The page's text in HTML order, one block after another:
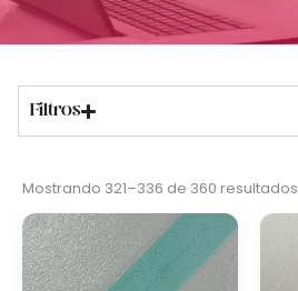
Filtros
Mostrando 321–336 de 360 resultados